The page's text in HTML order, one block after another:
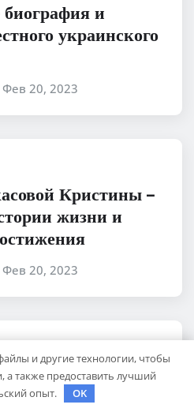
и
украинского
Фев 20, 2023
Кристины –
жизни и
Фев 20, 2023
и другие технологии, чтобы
а также предоставить лучший
опыт.
OK